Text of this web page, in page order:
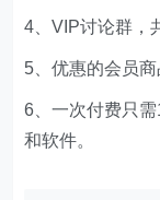
4、VIP讨论群，
5、优惠的会员商
6、一次付费只
和软件。